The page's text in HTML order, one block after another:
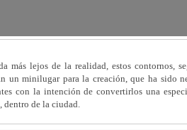
más lejos de la realidad, estos contornos,
un minilugar para la creación, que ha sido
con la intención de convertirlos una
dentro de la ciudad.